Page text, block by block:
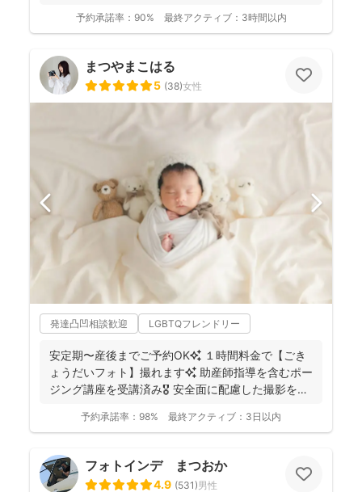
予約承諾率： 90% 最終アクティブ： 3時間以内
まつやまこはる
5 (38)女性
発達凸凹相談歓迎 LGBTQフレンドリー
安定期〜産後までご予約OK✨ １時間料金で【ごき
ょうだいフォト】撮れます✨ 助産師指導を含むポー
ジング講座を受講済み🎖️ 安全面に配慮した撮影を行
予約承諾率： 98% 最終アクティブ： 3日以内
フォトインデ まつおか
4.9 (531)男性